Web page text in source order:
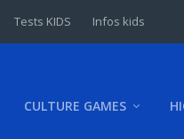
Tests KIDS Infos kids
CULTURE GAMES